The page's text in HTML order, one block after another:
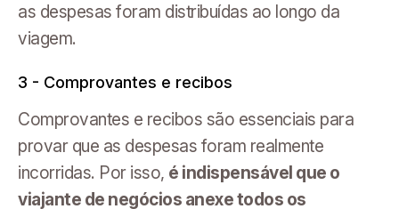
as despesas foram distribuídas ao longo da
viagem.
3 - Comprovantes e recibos
Comprovantes e recibos são essenciais para
provar que as despesas foram realmente
incorridas. Por isso, é indispensável que o
viajante de negócios anexe todos os